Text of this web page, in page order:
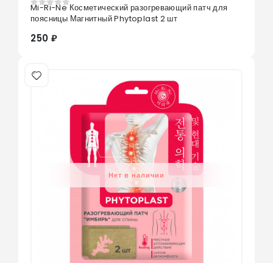
0из 5
Mi-Ri-Ne Косметический разогревающий патч для
поясницы Магнитный Phytoplast 2 шт
250 ₽
Нет в наличии